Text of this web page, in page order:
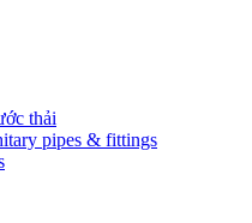
thải
pipes & fittings